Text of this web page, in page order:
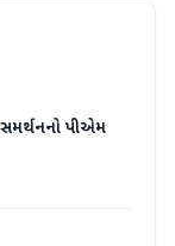
પીએમ